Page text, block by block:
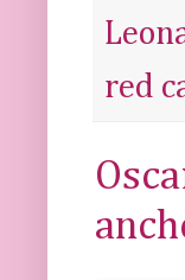
red